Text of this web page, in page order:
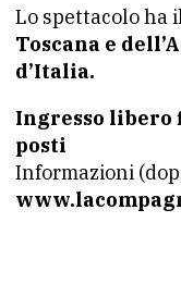
Lo spettacolo ha
Toscana e
d’Italia.
Ingresso libero
posti
Informazioni